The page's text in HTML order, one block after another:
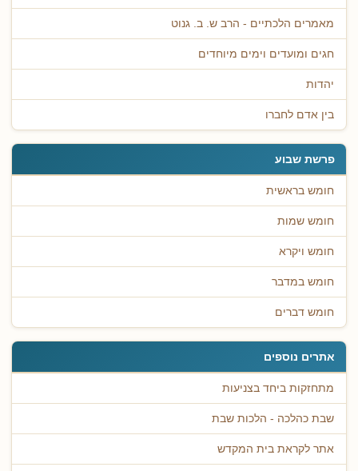
מאמרים הלכתיים - הרב ש. ב. גנוט
חגים ומועדים וימים מיוחדים
יהדות
בין אדם לחברו
פרשת שבוע
חומש בראשית
חומש שמות
חומש ויקרא
חומש במדבר
חומש דברים
אתרים נוספים
מתחזקות ביחד בצניעות
שבת כהלכה - הלכות שבת
אתר לקראת בית המקדש